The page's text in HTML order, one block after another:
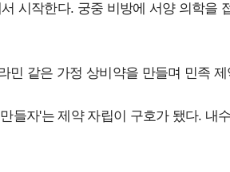
시작한다. 궁중 비방에 서양 의학을
민 같은 가정 상비약을 만들며 민족
들자'는 제약 자립이 구호가 됐다. 내